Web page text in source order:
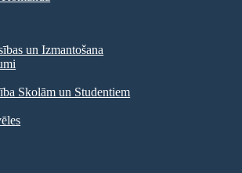
un Izmantošana
Skolām un Studentiem